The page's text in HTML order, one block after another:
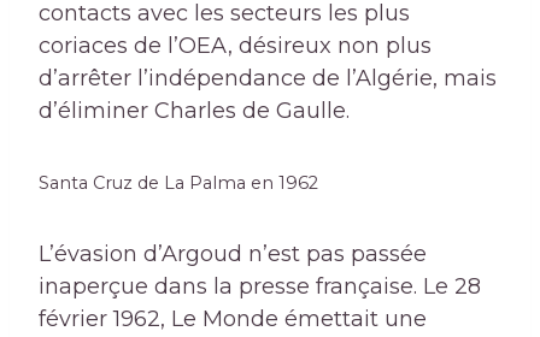
contacts avec les secteurs les plus
coriaces de l’OEA, désireux non plus
d’arrêter l’indépendance de l’Algérie, mais
d’éliminer Charles de Gaulle.
Santa Cruz de La Palma en 1962
L’évasion d’Argoud n’est pas passée
inaperçue dans la presse française. Le 28
février 1962, Le Monde émettait une